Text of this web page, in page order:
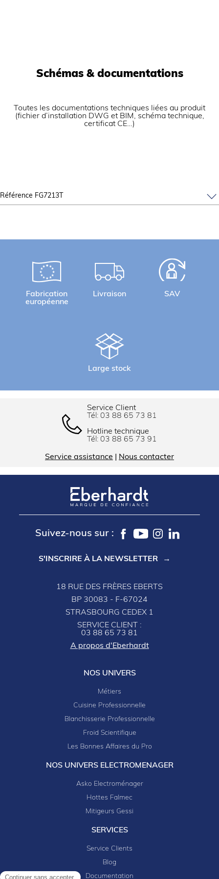
Continuer sans accepter
Schémas & documentations
Toutes les documentations techniques liées au produit
(fichier d’installation DWG et BIM, schéma technique,
certificat CE…)
Référence FG7213T
Fabrication
européenne
Livraison SAV
Large stock
Service Client
Tél: 03 88 65 73 81
Hotline technique
Tél: 03 88 65 73 91
Service assistance Nous contacter
Suivez-nous sur :
S'INSCRIRE À LA NEWSLETTER
18 RUE DES FRÈRES EBERTS
BP 30083 - F-67024
STRASBOURG CEDEX 1
SERVICE CLIENT :
03 88 65 73 81
A propos d'Eberhardt
NOS UNIVERS
Métiers
Cuisine Professionnelle
Blanchisserie Professionnelle
Froid Scientifique
Les Bonnes Affaires du Pro
NOS UNIVERS ELECTROMENAGER
Asko Electroménager
Hottes Falmec
Mitigeurs Gessi
SERVICES
Service Clients
Blog
Documentation